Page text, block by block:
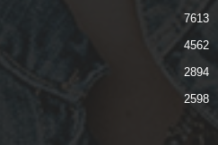
7613
4562
2894
2598